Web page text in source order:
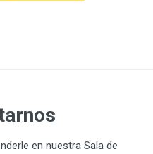
en nuestra Sala de